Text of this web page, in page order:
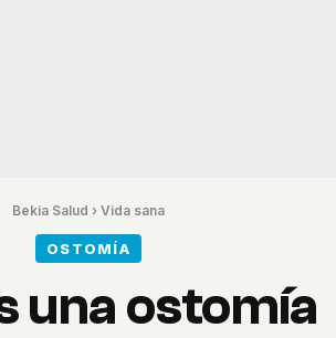
Bekia Salud › Vida sana
OSTOMÍA
una ostomía